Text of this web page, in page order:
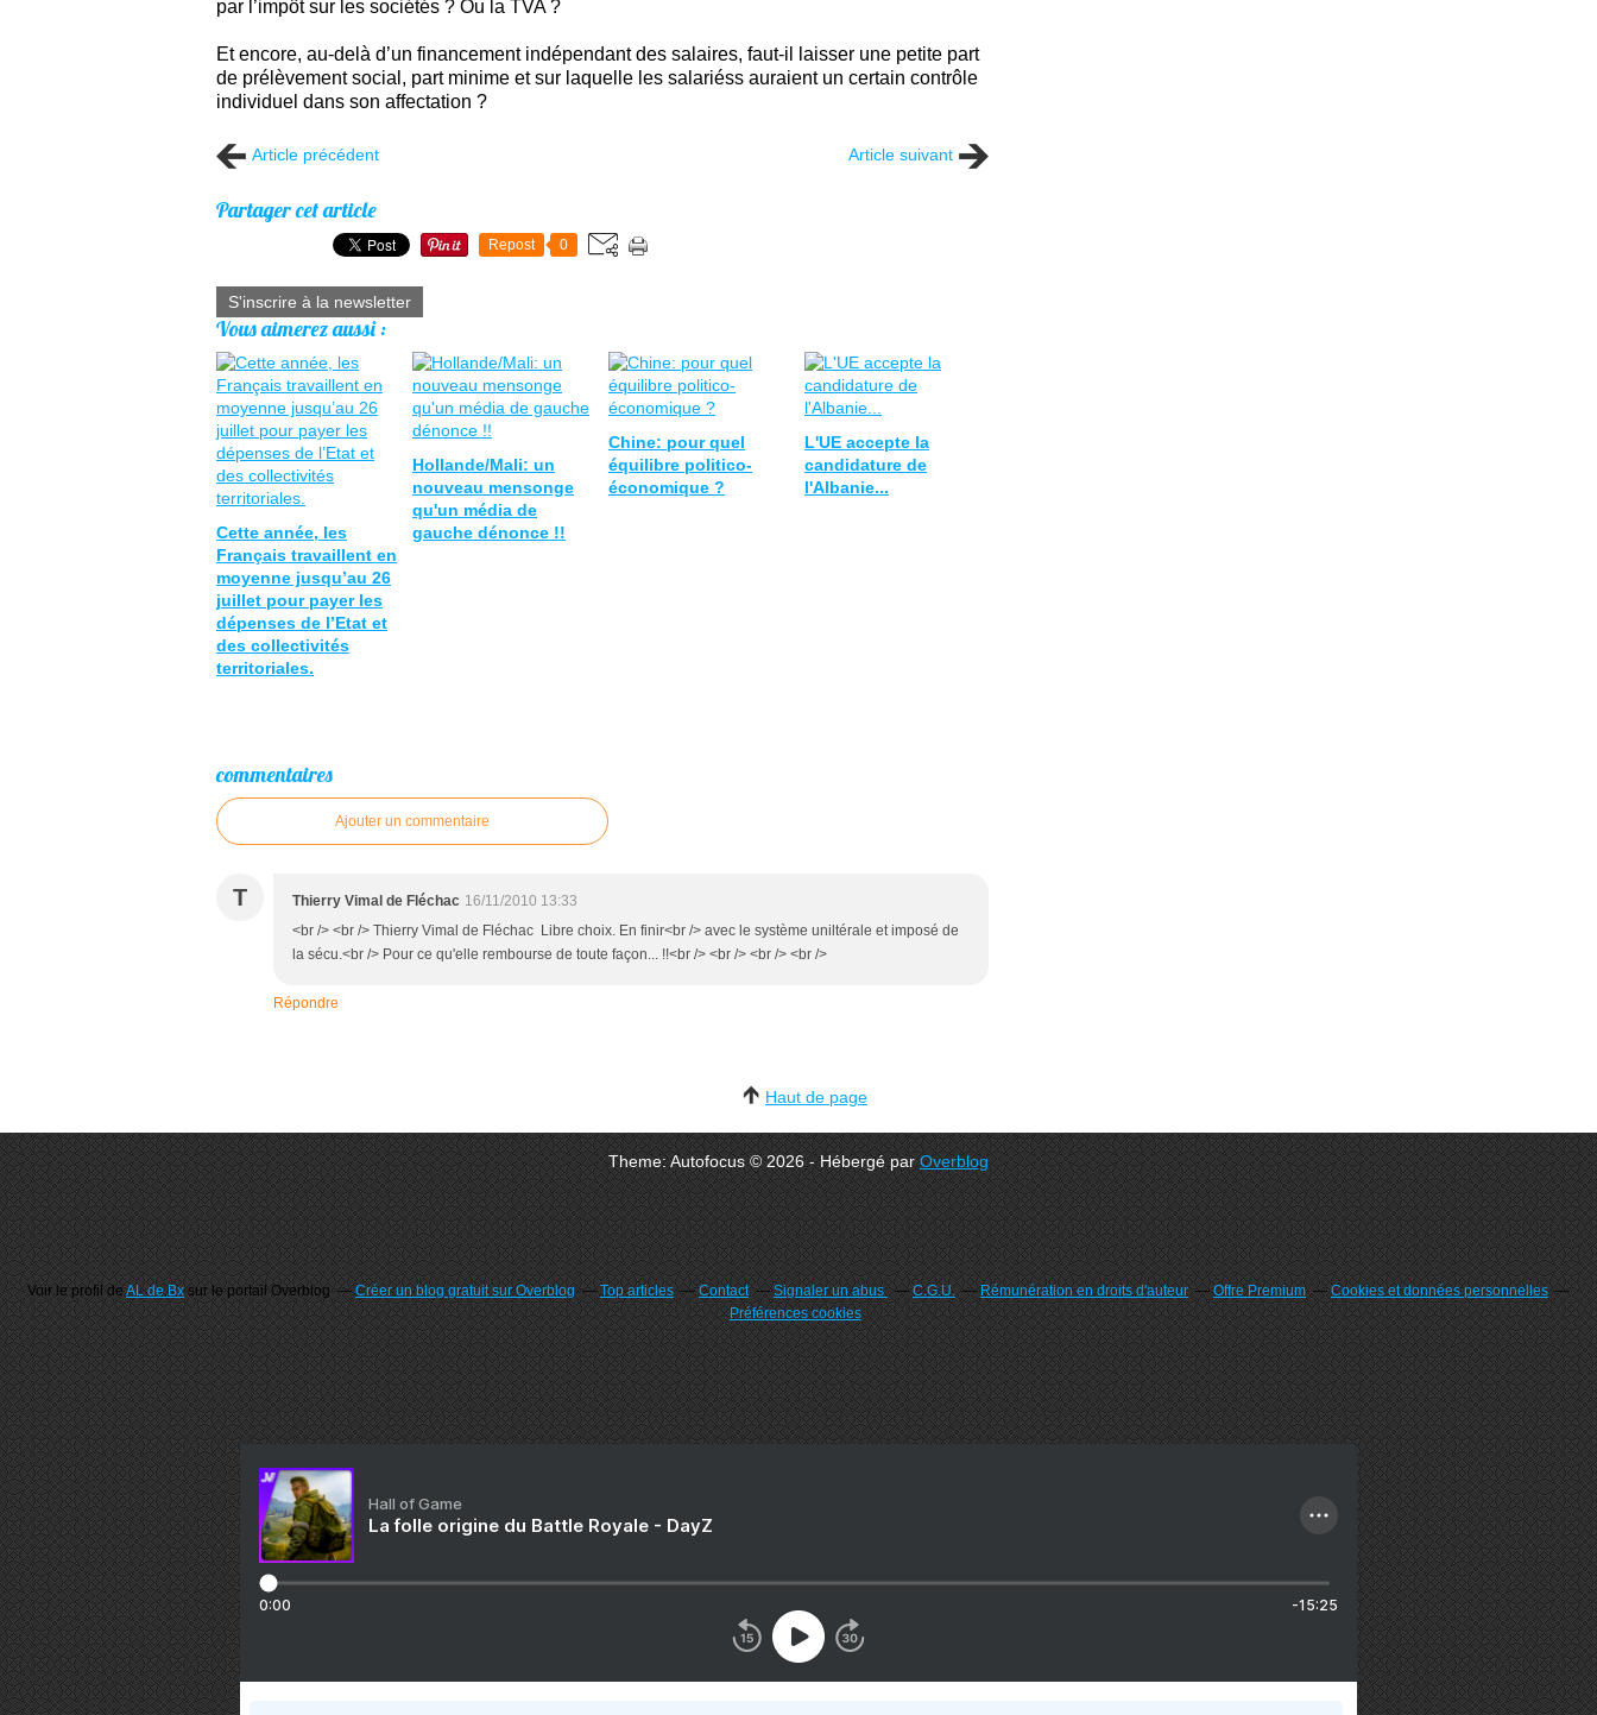
par l’impôt sur les sociétés ? Ou la TVA ?
Et encore, au-delà d’un financement indépendant des salaires, faut-il laisser une petite part
de prélèvement social, part minime et sur laquelle les salariéss auraient un certain contrôle
individuel dans son affectation ?
Article précédent Article suivant
Partager cet article
Repost 0
S'inscrire à la newsletter
Vous aimerez aussi :
Cette année, les
Français travaillent en
moyenne jusqu’au 26
juillet pour payer les
dépenses de l’Etat et
des collectivités
territoriales.
Hollande/Mali: un
nouveau mensonge
qu'un média de
gauche dénonce !!
Chine: pour quel
équilibre politico-
économique ?
L'UE accepte la
candidature de
l'Albanie...
commentaires
Ajouter un commentaire
T Thierry Vimal de Fléchac 16/11/2010 13:33
<br /> <br /> Thierry Vimal de Fléchac Libre choix. En finir<br /> avec le système uniltérale et imposé de
la sécu.<br /> Pour ce qu'elle rembourse de toute façon... !!<br /> <br /> <br /> <br />
Répondre
Haut de page
Theme: Autofocus © 2026 - Hébergé parOverblog
Voir le profil deAL de Bxsur le portail Overblog Créer un blog gratuit sur Overblog Top articles Contact Signaler un abus C.G.U. Rémunération en droits d'auteur Offre Premium
Cookies et données personnelles
Préférences cookies
Hall of Game
La folle origine du Battle Royale - DayZ
0:00 -15:25